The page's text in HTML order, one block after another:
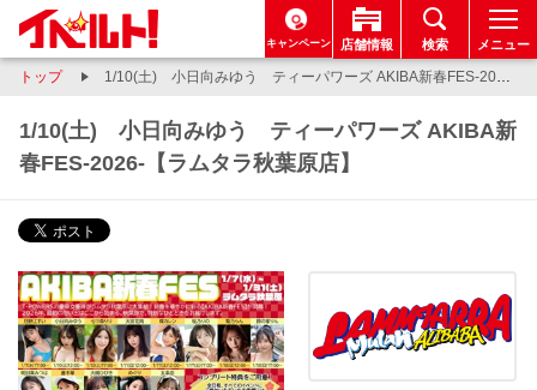
キャンペーン 店舗情報 検索 メニュー
トップ 1/10(土) 小日向みゆう ティーパワーズ AKIBA新春FES-2026-【ラムタラ秋葉原店】
1/10(土) 小日向みゆう ティーパワーズ AKIBA新
春FES-2026-【ラムタラ秋葉原店】